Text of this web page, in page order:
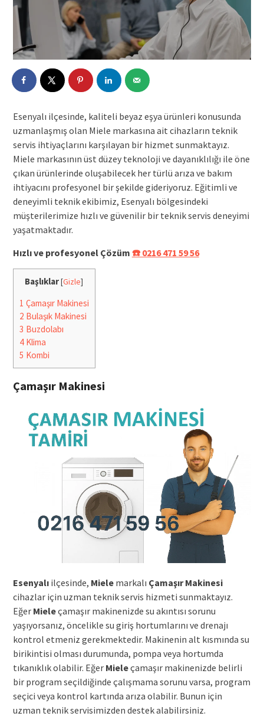
Esenyalı ilçesinde, kaliteli beyaz eşya ürünleri konusunda
uzmanlaşmış olan Miele markasına ait cihazların teknik
servis ihtiyaçlarını karşılayan bir hizmet sunmaktayız.
Miele markasının üst düzey teknoloji ve dayanıklılığı ile öne
çıkan ürünlerinde oluşabilecek her türlü arıza ve bakım
ihtiyacını profesyonel bir şekilde gideriyoruz. Eğitimli ve
deneyimli teknik ekibimiz, Esenyalı bölgesindeki
müşterilerimize hızlı ve güvenilir bir teknik servis deneyimi
yaşatmaktadır.
Hızlı ve profesyonel Çözüm ☎️ 0216 471 59 56
Başlıklar[Gizle]
1 Çamaşır Makinesi
2 Bulaşık Makinesi
3 Buzdolabı
4Klima
5 Kombi
Çamaşır Makinesi
Esenyalıilçesinde, Mielemarkalı Çamaşır Makinesi
cihazlar için uzman teknik servis hizmeti sunmaktayız.
Eğer Mieleçamaşır makinenizde su akıntısı sorunu
yaşıyorsanız, öncelikle su giriş hortumlarını ve drenajı
kontrol etmeniz gerekmektedir. Makinenin alt kısmında su
birikintisi olması durumunda, pompa veya hortumda
tıkanıklık olabilir. Eğer Mieleçamaşır makinenizde belirli
bir program seçildiğinde çalışmama sorunu varsa, program
seçici veya kontrol kartında arıza olabilir. Bunun için
uzman teknik servisimizden destek alabilirsiniz.